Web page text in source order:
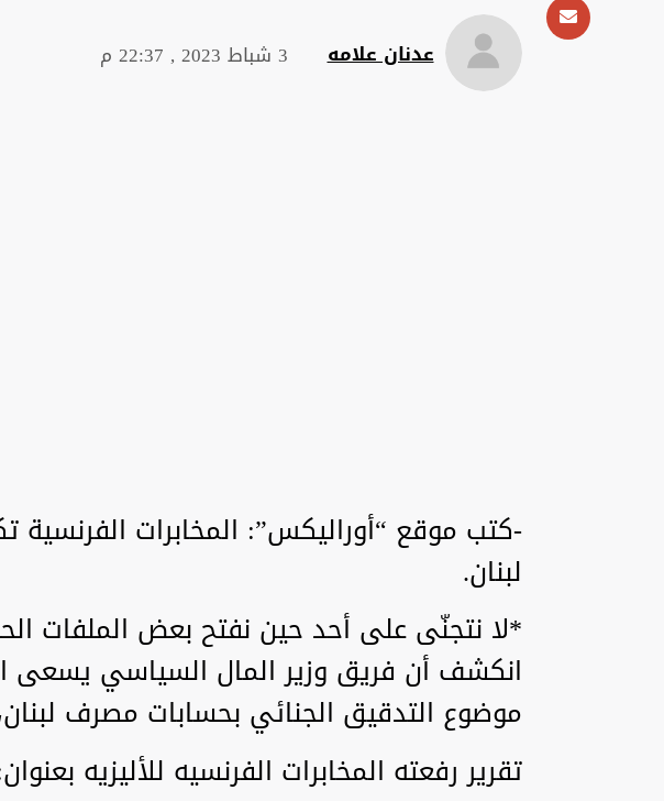
عدنان علامه 3 شباط 2023 , 22:37 م
-كتب موقع “أوراليكس”: المخابرات
لبنان.
*لا نتجنّى على أحد حين نفتح بعض الملفات
انكشف أن فريق وزير المال السياسي يسعى
موضوع التدقيق الجنائي بحسابات مصرف
تقرير رفعته المخابرات الفرنسيه للأليزيه